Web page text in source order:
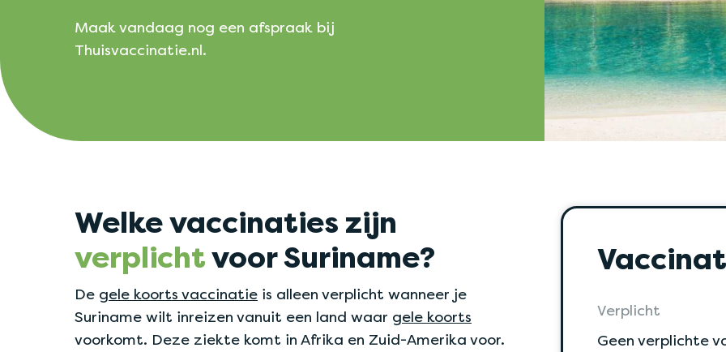
Maak vandaag nog een afspraak bij
Thuisvaccinatie.nl.
Welke vaccinaties zijn
verplichtvoor Suriname?
De gele koorts vaccinatieis alleen verplicht wanneer je
Suriname wilt inreizen vanuit een land waar gele koorts
voorkomt. Deze ziekte komt in Afrika en Zuid-Amerika voor.
Verplicht
Geen verplichte